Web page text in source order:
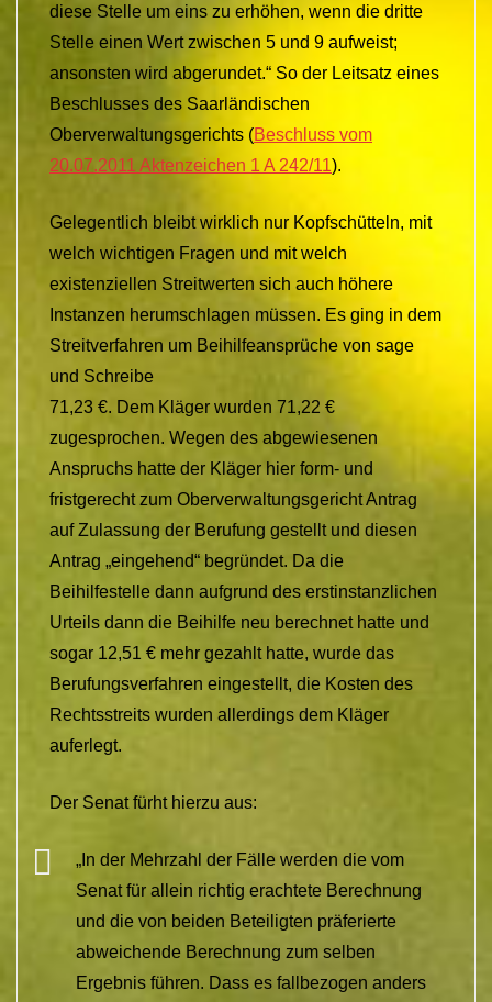
diese Stelle um eins zu erhöhen, wenn die dritte
Stelle einen Wert zwischen 5 und 9 aufweist;
ansonsten wird abgerundet.“ So der Leitsatz eines
Beschlusses des Saarländischen
Oberverwaltungsgerichts (Beschluss vom
20.07.2011 Aktenzeichen 1 A 242/11).
Gelegentlich bleibt wirklich nur Kopfschütteln, mit
welch wichtigen Fragen und mit welch
existenziellen Streitwerten sich auch höhere
Instanzen herumschlagen müssen. Es ging in dem
Streitverfahren um Beihilfeansprüche von sage
und Schreibe
71,23 €. Dem Kläger wurden 71,22 €
zugesprochen. Wegen des abgewiesenen
Anspruchs hatte der Kläger hier form- und
fristgerecht zum Oberverwaltungsgericht Antrag
auf Zulassung der Berufung gestellt und diesen
Antrag „eingehend“ begründet. Da die
Beihilfestelle dann aufgrund des erstinstanzlichen
Urteils dann die Beihilfe neu berechnet hatte und
sogar 12,51 € mehr gezahlt hatte, wurde das
Berufungsverfahren eingestellt, die Kosten des
Rechtsstreits wurden allerdings dem Kläger
auferlegt.
Der Senat fürht hierzu aus:
„In der Mehrzahl der Fälle werden die vom
Senat für allein richtig erachtete Berechnung
und die von beiden Beteiligten präferierte
abweichende Berechnung zum selben
Ergebnis führen. Dass es fallbezogen anders